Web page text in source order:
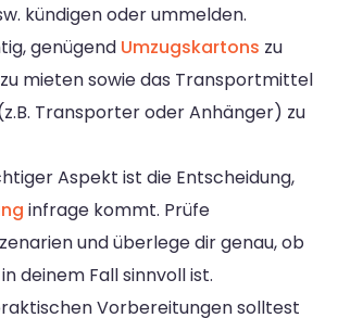
kündigen oder ummelden.
genügend Umzugskartons zu
mieten sowie das Transportmittel
Transporter oder Anhänger) zu
Aspekt ist die Entscheidung,
infrage kommt. Prüfe
und überlege dir genau, ob
deinem Fall sinnvoll ist.
Vorbereitungen solltest